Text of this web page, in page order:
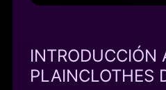
INTRODUCCIÓN
PLAINCLOTHES